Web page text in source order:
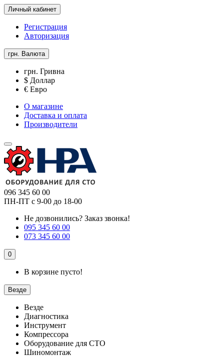
Личный кабинет
Регистрация
Авторизация
грн. Валюта
грн. Гривна
$ Доллар
€ Евро
О магазине
Доставка и оплата
Производители
096 345 60 00
ПН-ПТ с 9-00 до 18-00
Не дозвонились? Заказ звонка!
095 345 60 00
073 345 60 00
0
В корзине пусто!
Везде
Везде
Диагностика
Инструмент
Компрессора
Оборудование для СТО
Шиномонтаж